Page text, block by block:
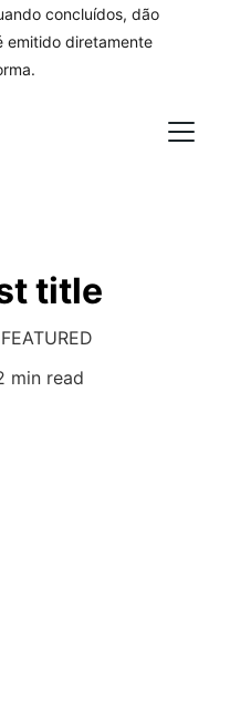
concluídos, dão
emitido diretamente
title
FEATURED
min read